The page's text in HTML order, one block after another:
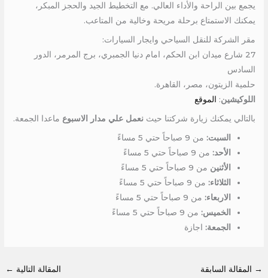
يجمع بين الراحة والأداء العالي. مع التخطيط الجيد والحجز المبكر،
يمكنك الاستمتاع برحلة مريحة وخالية من المتاعب.
مقر الشركة للنقل السياحي وايجار السيارات:
27 شارع ميدان ابن الحكم، امام دنيا الجمبري، برج المرمر، الدور
السادس
حلمية الزيتون، مصر، القاهرة.
اللوكيشين: الموقع
بالتالي يمكنك زيارة شركتنا حيثنعمل علي مدار الاسبوع ماعدا الجمعة.
السبت: من 9 صباحاً حتي 5 مساءً
الأحد: من 9 صباحاً حتي 5 مساءً
الأثنين من 9 صباحاً حتي 5 مساءً
الثلاثاء: من 9 صباحاً حتي 5 مساءً
الاربعاء: من 9 صباحاً حتي 5 مساءً
الخميس: من 9 صباحاً حتي 5 مساءً
الجمعة: اجازة
→ المقالة السابقة المقالة التالية ←